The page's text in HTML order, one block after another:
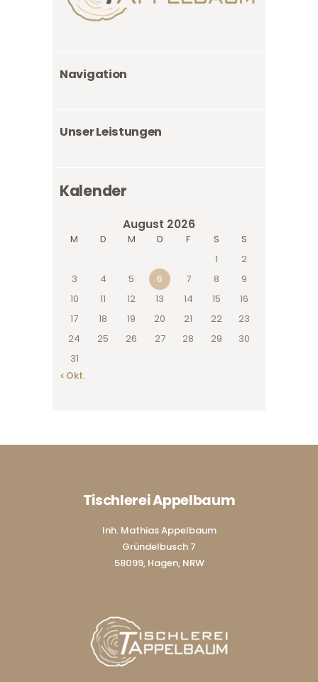
Navigation
Unser Leistungen
Kalender
August 2026
M D M D F S
S
1
2
3
4 5 6 7 8
9
10
11 12 13 14 15
16
17
18 19 20 21 22
23
24
25 26 27 28 29
30
31
« Okt.
Tischlerei Appelbaum
Inh. Mathias Appelbaum
Gründelbusch 7
58099, Hagen, NRW